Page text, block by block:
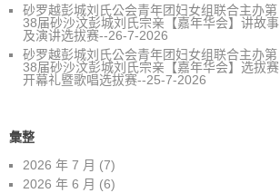
砂罗越彭城刘氏公会青年团妇女组联合主办第
38届砂沙汶彭城刘氏宗亲【嘉年华会】讲故事
及演讲选拔赛--26-7-2026
砂罗越彭城刘氏公会青年团妇女组联合主办第
38届砂沙汶彭城刘氏宗亲【嘉年华会】选拔赛
开幕礼暨歌唱选拔赛--25-7-2026
彙整
2026 年 7 月 (7)
2026 年 6 月 (6)